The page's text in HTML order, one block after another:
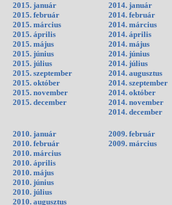
2015. január
2015. február
2015. március
2015. április
2015. május
2015. június
2015. július
2015. szeptember
2015. október
2015. november
2015. december
2014. január
2014. február
2014. március
2014. április
2014. május
2014. június
2014. július
2014. augusztus
2014. szeptember
2014. október
2014. november
2014. december
2010. január
2010. február
2010. március
2010. április
2010. május
2010. június
2010. július
2010. augusztus
2009. február
2009. március